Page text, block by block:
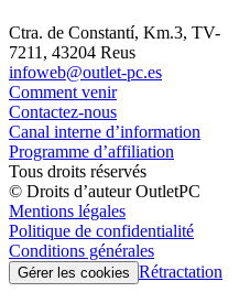
Ctra. de Constantí, Km.3, TV-
7211, 43204 Reus
infoweb@outlet-pc.es
Comment venir
Contactez-nous
Canal interne d’information
Programme d’affiliation
Tous droits réservés
© Droits d’auteur OutletPC
Mentions légales
Politique de confidentialité
Conditions générales
Gérer les cookies Rétractation